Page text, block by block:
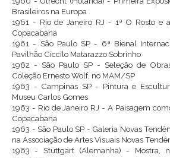
Brasileiros na Europa
1961 - Rio de Janeiro RJ - 1ª O Rosto e
Copacabana
1961 - São Paulo SP - 6ª Bienal
Pavilhão Ciccilo Matarazzo Sobrinho
1962 - São Paulo SP - Seleção de
Coleção Ernesto Wolf, no MAM/SP
1963 - Campinas SP - Pintura e
Museu Carlos Gomes
1963 - Rio de Janeiro RJ - A Paisagem
Copacabana
1963 - São Paulo SP - Galeria Novas
na Associação de Artes Visuais Novas
1963 - Stuttgart (Alemanha) - Mostra,